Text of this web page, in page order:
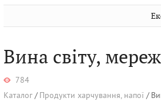
Волинь
Закарпаття
Чернівці
Вина світу,
784
Каталог
Продукти харчування, напої